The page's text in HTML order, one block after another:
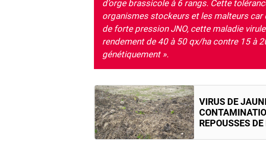
d’orge brassicole à 6 rangs. Cette
organismes stockeurs et les malteurs car
de forte pression JNO, cette maladie
rendement de 40 à 50 qx/ha contre 15 à
génétiquement ».
VIRUS DE
REPOUSSES